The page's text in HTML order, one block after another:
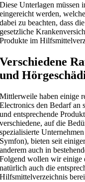
Diese Unterlagen müssen
eingereicht werden,
dabei zu beachten, dass
gesetzliche
Produkte im
Verschiedene
und
Mittlerweile haben einige
Electronics den Bedarf an
und entsprechende
verschiedene, auf die
spezialisierte
Symfon), bieten seit
anderem auch in
Folgend wollen wir einige
natürlich auch die
Hilfsmittelverzeichnis